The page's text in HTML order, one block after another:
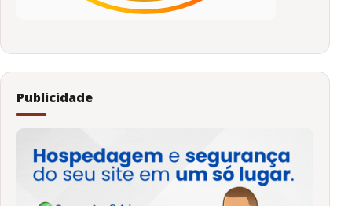
Publicidade